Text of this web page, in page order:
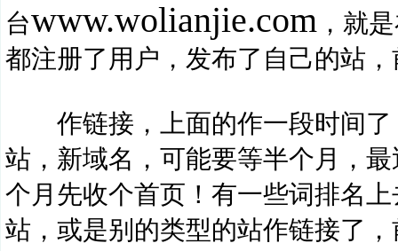
台www.wolianjie.com ，就
都注册了用户，发布了自己的站
作链接，上面的作一段时间了
站，新域名，可能要等半个月，
个月先收个首页！有一些词排名
站，或是别的类型的站作链接了